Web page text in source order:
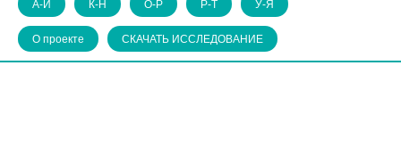
А-И К-Н О-Р Р-Т У-Я
О проекте СКАЧАТЬ ИССЛЕДОВАНИЕ